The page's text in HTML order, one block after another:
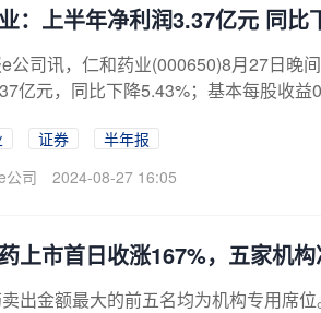
：上半年净利润3.37亿元 同比
公司讯，仁和药业(000650)8月27日晚
亿元，同比下降5.43%；基本每股收益
证券
半年报
公司
2024-08-27 16:05
上市首日收涨167%，五家机
出金额最大的前五名均为机构专用席